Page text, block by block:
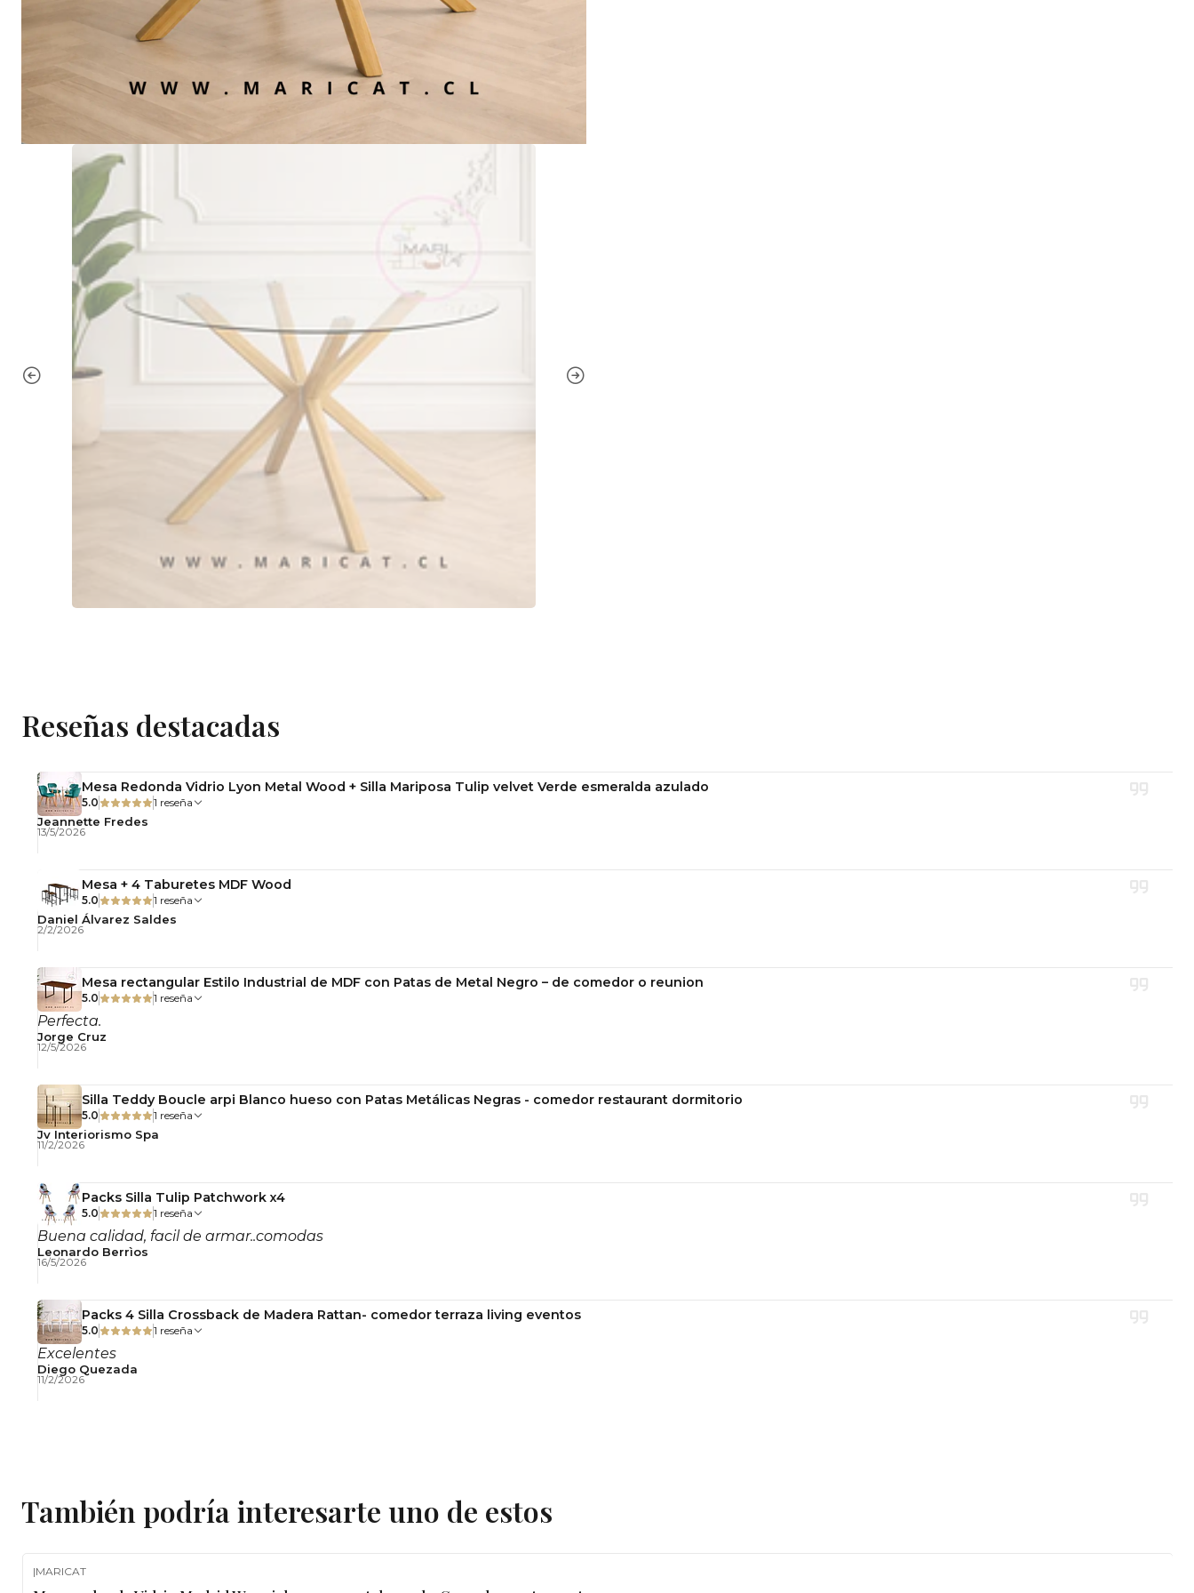
Reseñas destacadas
Mesa Redonda Vidrio Lyon Metal Wood + Silla Mariposa Tulip velvet Verde esmeralda azulado
5.0 1 reseña
Jeannette Fredes
13/5/2026
Mesa + 4 Taburetes MDF Wood
5.0 1 reseña
Daniel Álvarez Saldes
2/2/2026
Mesa rectangular Estilo Industrial de MDF con Patas de Metal Negro – de comedor o reunion
5.0 1 reseña
Perfecta.
Jorge Cruz
12/5/2026
Silla Teddy Boucle arpi Blanco hueso con Patas Metálicas Negras - comedor restaurant dormitorio
5.0 1 reseña
Jv Interiorismo Spa
11/2/2026
Packs Silla Tulip Patchwork x4
5.0 1 reseña
Buena calidad, facil de armar..comodas
Leonardo Berrìos
16/5/2026
Packs 4 Silla Crossback de Madera Rattan- comedor terraza living eventos
5.0 1 reseña
Excelentes
Diego Quezada
11/2/2026
También podría interesarte uno de estos
OFF
|MARICAT